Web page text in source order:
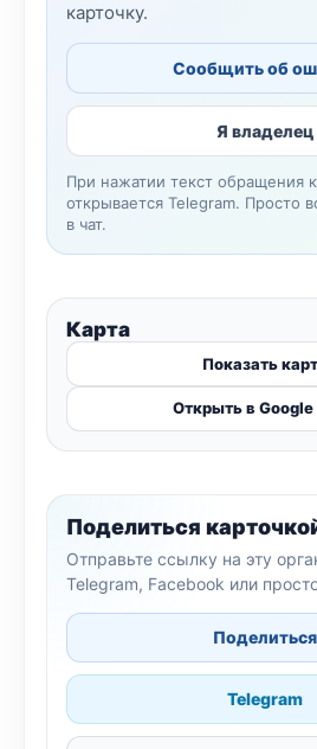
карточку.
Сообщить об
Я владелец
При нажатии текст обращения
открывается Telegram. Просто
в чат.
Карта
Показать
Открыть в Google
Поделиться
Отправьте ссылку на эту
Telegram, Facebook или
Поделиться
Telegram